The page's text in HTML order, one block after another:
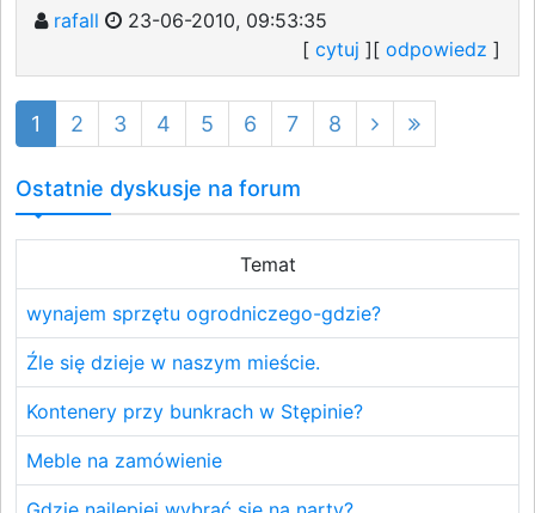
rafall
23-06-2010, 09:53:35
[ cytuj ][ odpowiedz ]
1 2 3 4 5 6 7 8
Ostatnie dyskusje na forum
Temat
wynajem sprzętu ogrodniczego-gdzie?
Źle się dzieje w naszym mieście.
Kontenery przy bunkrach w Stępinie?
Meble na zamówienie